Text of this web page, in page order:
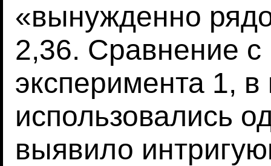
«вынужденно
2,36. Сравнение с
эксперимента 1, в
использовались
выявило